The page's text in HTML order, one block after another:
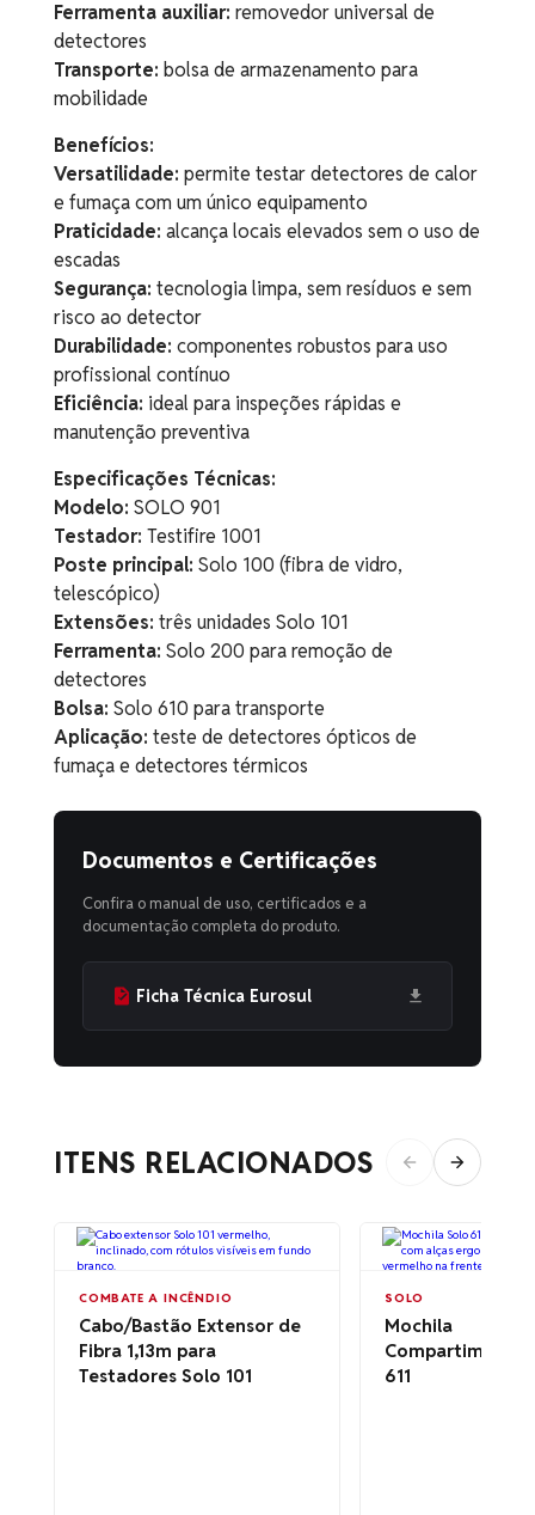
Ferramenta auxiliar: removedor universal de
detectores
Transporte: bolsa de armazenamento para
mobilidade
Benefícios:
Versatilidade: permite testar detectores de calor
e fumaça com um único equipamento
Praticidade: alcança locais elevados sem o uso de
escadas
Segurança: tecnologia limpa, sem resíduos e sem
risco ao detector
Durabilidade: componentes robustos para uso
profissional contínuo
Eficiência: ideal para inspeções rápidas e
manutenção preventiva
Especificações Técnicas:
Modelo: SOLO 901
Testador: Testifire 1001
Poste principal: Solo 100 (fibra de vidro,
telescópico)
Extensões: três unidades Solo 101
Ferramenta: Solo 200 para remoção de
detectores
Bolsa: Solo 610 para transporte
Aplicação: teste de detectores ópticos de
fumaça e detectores térmicos
Documentos e Certificações
Confira o manual de uso, certificados e a
documentação completa do produto.
Ficha Técnica Eurosul
ITENS RELACIONADOS
COMBATE A INCÊNDIO
Cabo/Bastão Extensor de
Fibra 1,13m para
Testadores Solo 101
SOLO
Mochila
611